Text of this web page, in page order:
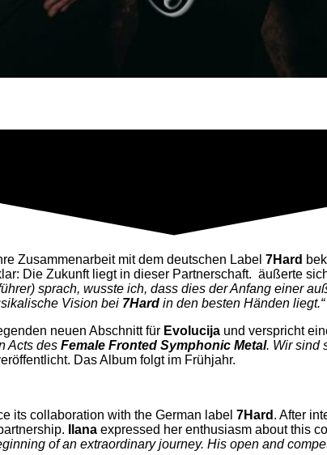
Zusammenarbeit mit dem deutschen Label 7Hard
Die Zukunft liegt in dieser Partnerschaft. äußerte
sprach, wusste ich, dass dies der Anfang einer
Vision bei 7Hard in den besten Händen liegt.“
neuen Abschnitt für Evolucija und verspricht
Acts des Female Fronted Symphonic Metal. Wir sind
Das Album folgt im Frühjahr.
its collaboration with the German label 7Hard . After
Ilana expressed her enthusiasm about this
of an extraordinary journey. His open and